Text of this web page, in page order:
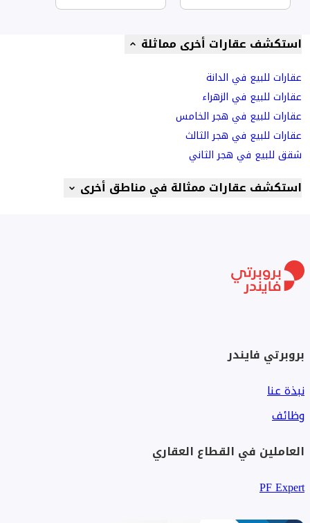
استكشف عقارات أخرى مماثلة
عقارات للبيع في الدانة
عقارات للبيع في الزهراء
عقارات للبيع في هجر الخامس
عقارات للبيع في هجر الثالث
شقق للبيع في هجر الثاني
استكشف عقارات ممثالة في مناطق أخرى
بروبرتي فايندر
نبذة عنا
وظائف
العاملين في القطاع العقاري
PF Expert